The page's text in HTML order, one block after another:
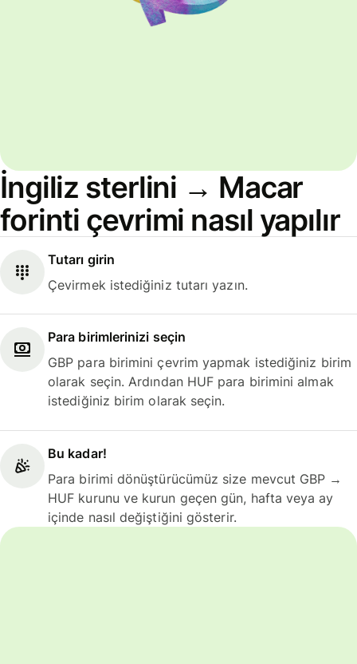
İngiliz sterlini → Macar
forinti çevrimi nasıl yapılır
Tutarı girin
Çevirmek istediğiniz tutarı yazın.
Para birimlerinizi seçin
GBP para birimini çevrim yapmak istediğiniz birim
olarak seçin. Ardından HUF para birimini almak
istediğiniz birim olarak seçin.
Bu kadar!
Para birimi dönüştürücümüz size mevcut GBP →
HUF kurunu ve kurun geçen gün, hafta veya ay
içinde nasıl değiştiğini gösterir.